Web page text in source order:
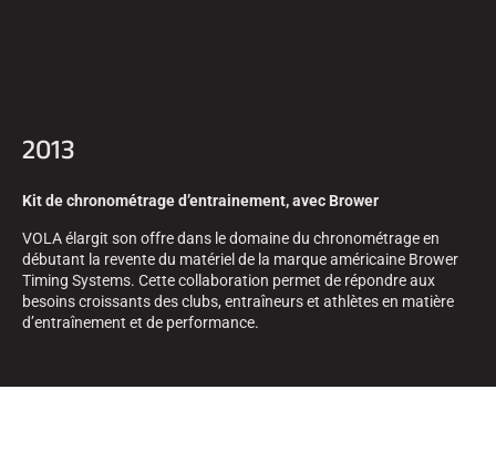
2013
Kit de chronométrage d’entrainement, avec Brower
VOLA élargit son offre dans le domaine du chronométrage en
débutant la revente du matériel de la marque américaine Brower
Timing Systems. Cette collaboration permet de répondre aux
besoins croissants des clubs, entraîneurs et athlètes en matière
d’entraînement et de performance.